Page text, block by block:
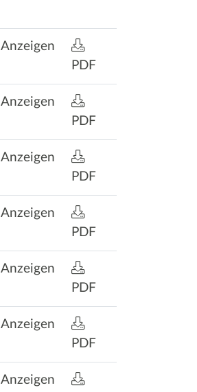
Anzeigen
PDF
Anzeigen
PDF
Anzeigen
PDF
Anzeigen
PDF
Anzeigen
PDF
Anzeigen
PDF
Anzeigen